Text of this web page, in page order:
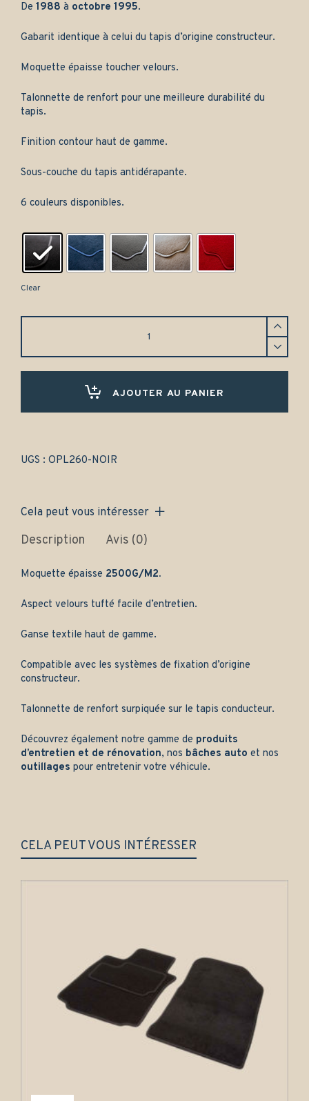
De 1988 à octobre 1995.
Gabarit identique à celui du tapis d’origine constructeur.
Moquette épaisse toucher velours.
Talonnette de renfort pour une meilleure durabilité du
tapis.
Finition contour haut de gamme.
Sous-couche du tapis antidérapante.
6 couleurs disponibles.
Clear
-
AJOUTER AU PANIER
UGS : OPL260-NOIR
Cela peut vous intéresser
Description Avis (0)
Moquette épaisse 2500G/M2.
Aspect velours tufté facile d’entretien.
Ganse textile haut de gamme.
Compatible avec les systèmes de fixation d’origine
constructeur.
Talonnette de renfort surpiquée sur le tapis conducteur.
Découvrez également notre gamme de produits
d’entretien et de rénovation, nos bâches auto et nos
outillages pour entretenir votre véhicule.
CELA PEUT VOUS INTÉRESSER